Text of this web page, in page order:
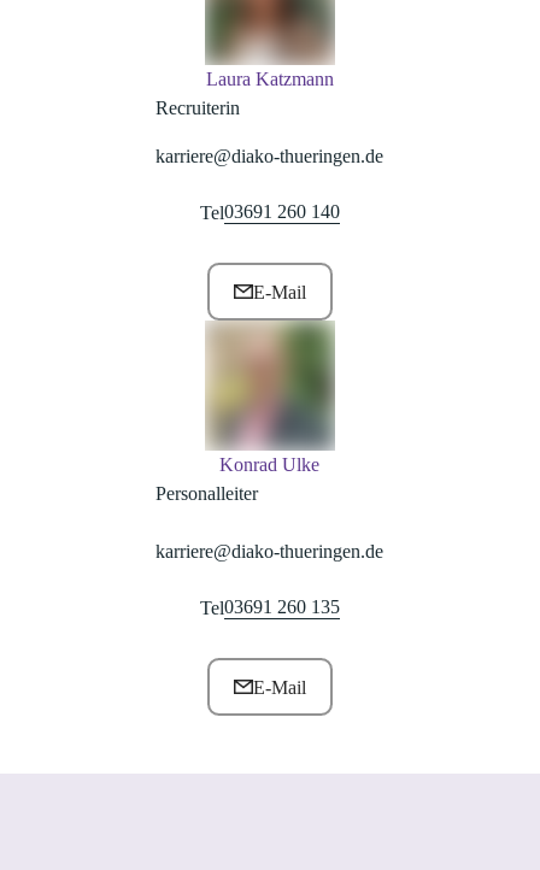
Laura Katzmann
Recruiterin
karriere@diako-thueringen.de
Tel03691 260 140
E-Mail
Konrad Ulke
Personalleiter
karriere@diako-thueringen.de
Tel03691 260 135
E-Mail